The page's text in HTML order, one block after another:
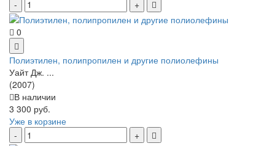
0
Полиэтилен, полипропилен и другие полиолефины
Уайт Дж. ...
(2007)
В наличии
3 300 руб.
Уже в корзине